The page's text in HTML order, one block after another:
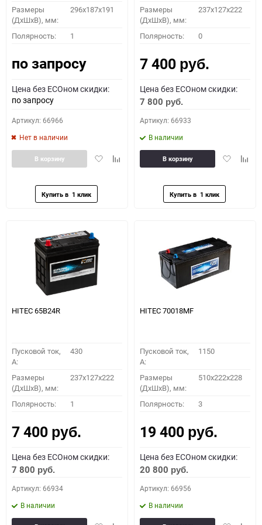
Размеры
(ДхШхВ), мм:
296х187х191
Полярность: 1
по запросу
Цена без ECOном скидки:
по запросу
Артикул: 66966
Нет в наличии
ДобавитьДобавить
В корзину
Размеры
(ДхШхВ), мм:
237x127x222
Полярность: 0
7 400 руб.
Цена без ECOном скидки:
7 800 руб.
Артикул: 66933
В наличии
Добавить
В корзину
HITEC 65B24R
Пусковой ток,
A:
430
Размеры
(ДхШхВ), мм:
237x127x222
Полярность: 1
7 400 руб.
Цена без ECOном скидки:
7 800 руб.
Артикул: 66934
В наличии
HITEC 70018MF
Пусковой ток,
A:
1150
Размеры
(ДхШхВ), мм:
510x222x228
Полярность: 3
19 400 руб.
Цена без ECOном скидки:
20 800 руб.
Артикул: 66956
В наличии